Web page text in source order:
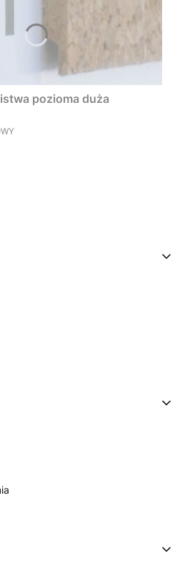
pozioma duża